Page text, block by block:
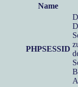
Name
PHPSESSID